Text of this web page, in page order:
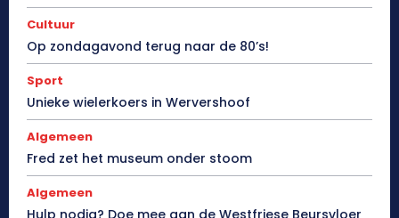
Cultuur
Op zondagavond terug naar de 80’s!
Sport
Unieke wielerkoers in Wervershoof
Algemeen
Fred zet het museum onder stoom
Algemeen
Hulp nodig? Doe mee aan de Westfriese Beursvloer